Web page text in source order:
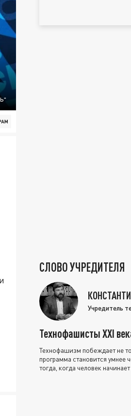
СЛОВО УЧРЕДИТЕЛЯ
Учредитель
Технофашисты XXI
Технофашизм побеждает не
программа становится умнее
тогда, когда человек